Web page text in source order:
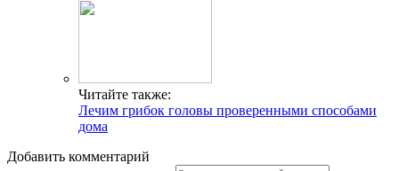
Читайте также:
Лечим грибок головы проверенными способами
дома
Добавить комментарий